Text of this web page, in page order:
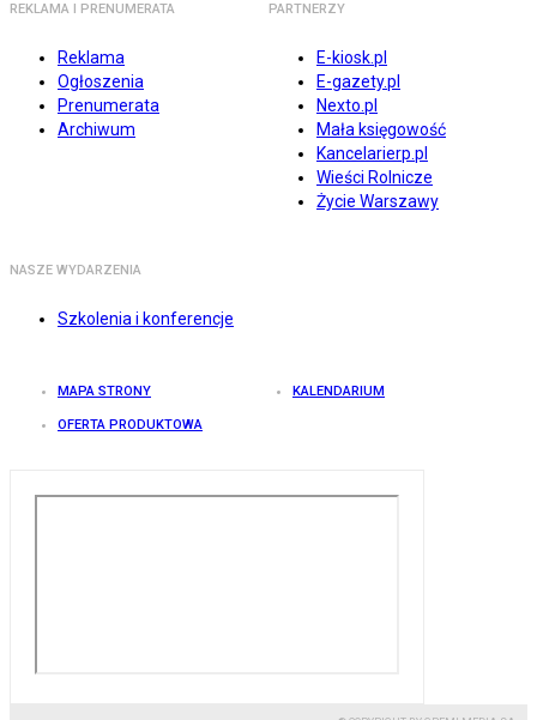
REKLAMA I PRENUMERATA
Reklama
Ogłoszenia
Prenumerata
Archiwum
PARTNERZY
E-kiosk.pl
E-gazety.pl
Nexto.pl
Mała księgowość
Kancelarierp.pl
Wieści Rolnicze
Życie Warszawy
NASZE WYDARZENIA
Szkolenia i konferencje
MAPA STRONY KALENDARIUM
OFERTA PRODUKTOWA